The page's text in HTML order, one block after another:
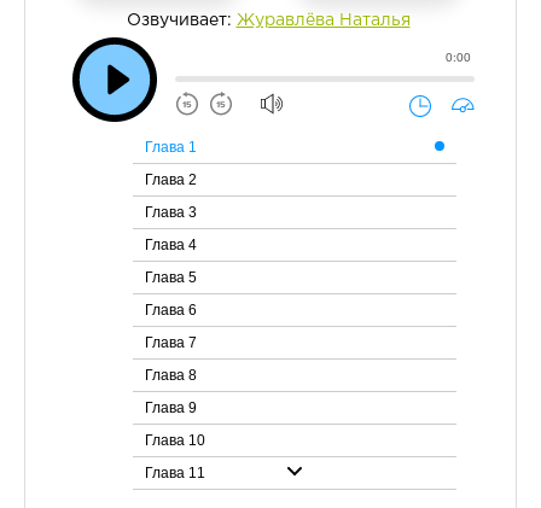
Озвучивает: Журавлёва Наталья
0:00
Глава 1
Глава 2
Глава 3
Глава 4
Глава 5
Глава 6
Глава 7
Глава 8
Глава 9
Глава 10
Глава 11